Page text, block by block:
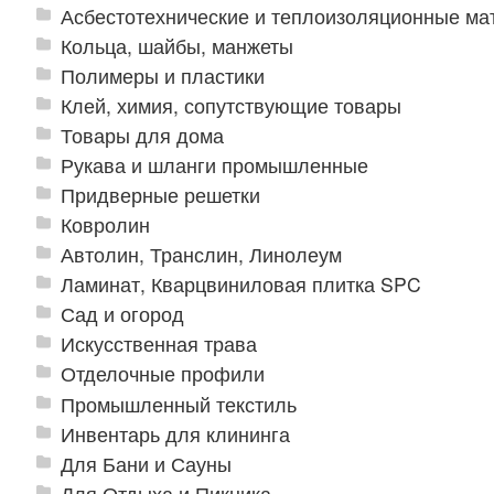
Асбестотехнические и теплоизоляционные
Кольца, шайбы, манжеты
Полимеры и пластики
Клей, химия, сопутствующие товары
Товары для дома
Рукава и шланги промышленные
Придверные решетки
Ковролин
Автолин, Транслин, Линолеум
Ламинат, Кварцвиниловая плитка SPC
Сад и огород
Искусственная трава
Отделочные профили
Промышленный текстиль
Инвентарь для клининга
Для Бани и Сауны